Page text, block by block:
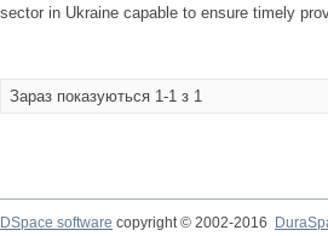
sector in Ukraine capable to ensure timely
Зараз показуються 1-1 з 1
DSpace software copyright © 2002-2016